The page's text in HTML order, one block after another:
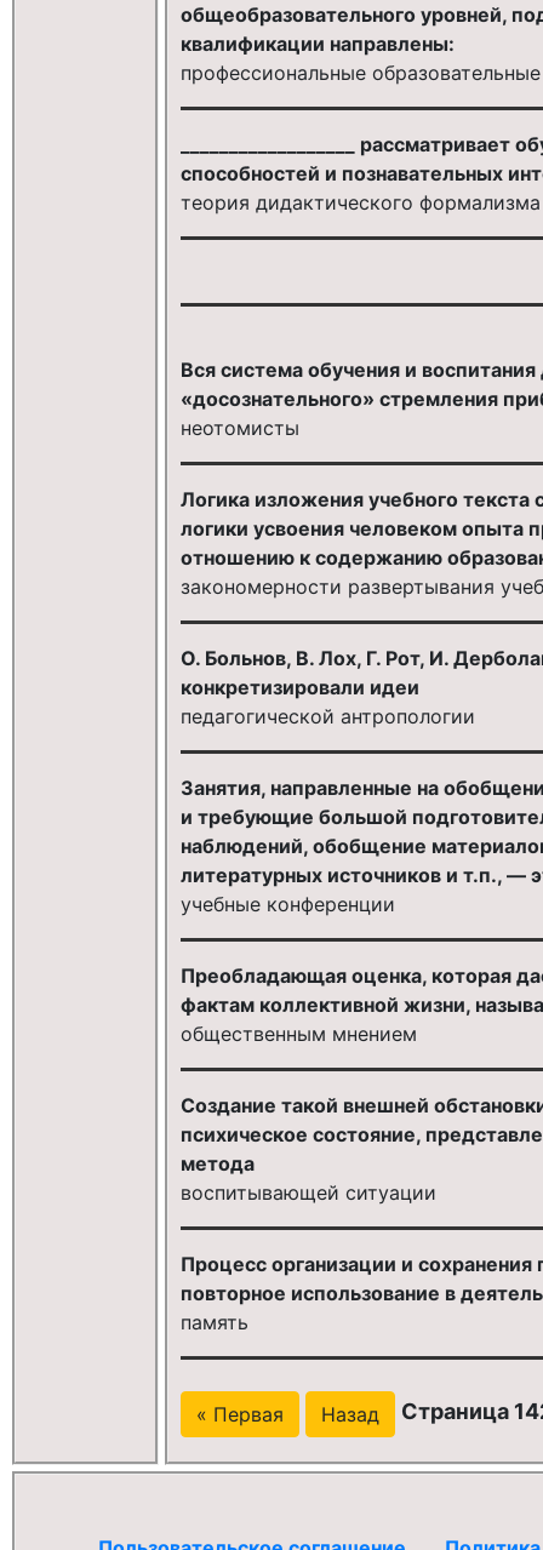
общеобразовательного уровней,
квалификации направлены:
профессиональные
__________________ рассматривает
способностей и познавательных
теория дидактического формализма
Вся система обучения и
«досознательного» стремления
неотомисты
Логика изложения учебного
логики усвоения человеком
отношению к содержанию
закономерности развертывания
О. Больнов, В. Лох, Г. Рот, И.
конкретизировали идеи
педагогической антропологии
Занятия, направленные на
и требующие большой
наблюдений, обобщение
литературных источников и т.п., —
учебные конференции
Преобладающая оценка, которая
фактам коллективной жизни,
общественным мнением
Создание такой внешней
психическое состояние,
метода
воспитывающей ситуации
Процесс организации и
повторное использование в
память
« Первая Назад Страница